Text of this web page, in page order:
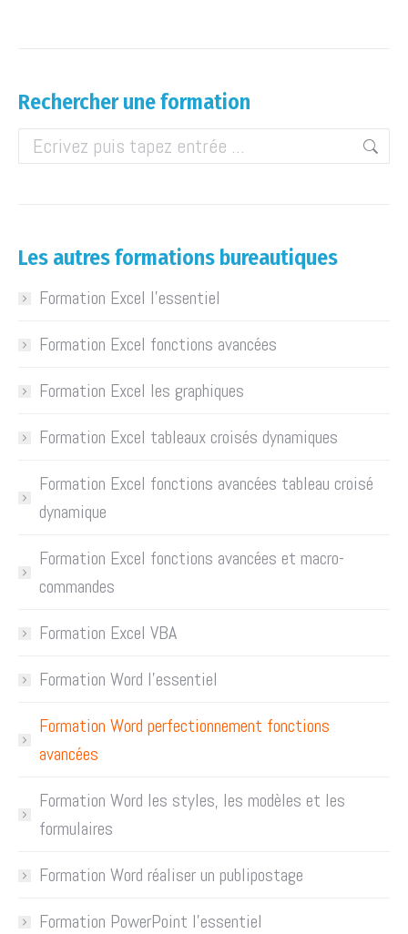
Rechercher une formation
Les autres formations bureautiques
Formation Excel l’essentiel
Formation Excel fonctions avancées
Formation Excel les graphiques
Formation Excel tableaux croisés dynamiques
Formation Excel fonctions avancées tableau croisé
dynamique
Formation Excel fonctions avancées et macro-
commandes
Formation Excel VBA
Formation Word l’essentiel
Formation Word perfectionnement fonctions
avancées
Formation Word les styles, les modèles et les
formulaires
Formation Word réaliser un publipostage
Formation PowerPoint l’essentiel